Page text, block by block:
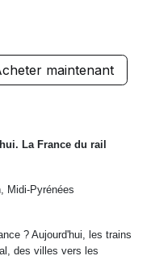
maintenant
La France du rail
Midi-Pyrénées
? Aujourd'hui, les trains
des villes vers les